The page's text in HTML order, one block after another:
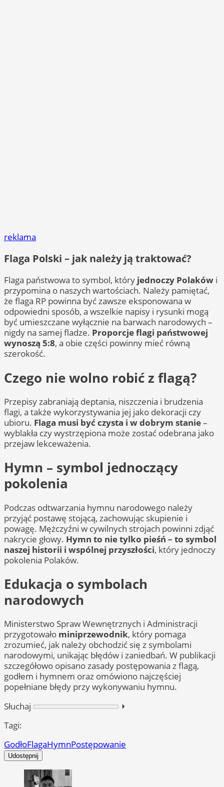
reklama
Flaga Polski – jak należy ją traktować?
Flaga państwowa to symbol, który jednoczy Polaków i
przypomina o naszych wartościach. Należy pamiętać,
że flaga RP powinna być zawsze eksponowana w
odpowiedni sposób, a wszelkie napisy i rysunki mogą
być umieszczane wyłącznie na barwach narodowych –
nigdy na samej fladze. Proporcje flagi państwowej
wynoszą 5:8, a obie części powinny mieć równą
szerokość.
Czego nie wolno robić z flagą?
Przepisy zabraniają deptania, niszczenia i brudzenia
flagi, a także wykorzystywania jej jako dekoracji czy
ubioru. Flaga musi być czysta i w dobrym stanie–
wyblakła czy wystrzępiona może zostać odebrana jako
przejaw lekceważenia.
Hymn – symbol jednoczący
pokolenia
Podczas odtwarzania hymnu narodowego należy
przyjąć postawę stojącą, zachowując skupienie i
powagę. Mężczyźni w cywilnych strojach powinni zdjąć
nakrycie głowy. Hymn to nie tylko pieśń – to symbol
naszej historii i wspólnej przyszłości, który jednoczy
pokolenia Polaków.
Edukacja o symbolach
narodowych
Ministerstwo Spraw Wewnętrznych i Administracji
przygotowało miniprzewodnik, który pomaga
zrozumieć, jak należy obchodzić się z symbolami
narodowymi, unikając błędów i zaniedbań. W publikacji
szczegółowo opisano zasady postępowania z flagą,
godłem i hymnem oraz omówiono najczęściej
popełniane błędy przy wykonywaniu hymnu.
Słuchaj
⏵︎
Tagi:
GodłoFlagaHymnPostępowanie
Udostępnij